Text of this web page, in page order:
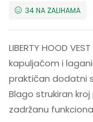
34 NA ZALIHAMA
LIBERTY HOOD
kapuljačom i
praktičan dodatni
Blago strukiran
zadržanu